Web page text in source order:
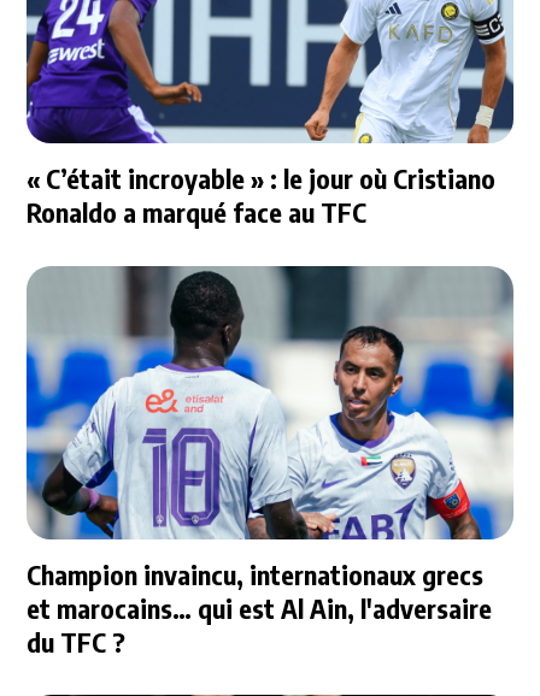
« C’était incroyable » : le jour où Cristiano
Ronaldo a marqué face au TFC
Champion invaincu, internationaux grecs
et marocains… qui est Al Ain, l'adversaire
du TFC ?